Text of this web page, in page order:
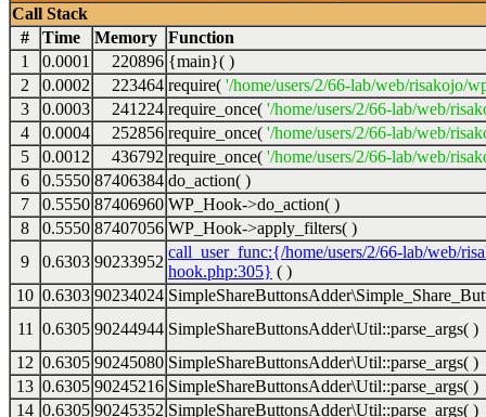
Call Stack
#
Time Memory Function
1
0.0001 220896 {main}( )
2
0.0002 223464 require( '/home/users/2/66-lab/web/risakojo/
3
0.0003 241224 require_once( '/home/users/2/66-lab/web/
4
0.0004 252856 require_once( '/home/users/2/66-lab/web/
5
0.0012 436792 require_once( '/home/users/2/66-lab/web/
6
0.5550 87406384 do_action( )
7
0.5550 87406960 WP_Hook->do_action( )
8
0.5550 87407056 WP_Hook->apply_filters( )
9
0.6303 90233952
call_user_func:{/home/users/2/66-lab/web/
hook.php:305} ( )
10 0.6303 90234024
11
0.6305 90244944 SimpleShareButtonsAdder\Util::parse_args( )
12 0.6305 90245080 SimpleShareButtonsAdder\Util::parse_args( )
13 0.6305 90245216 SimpleShareButtonsAdder\Util::parse_args( )
14 0.6305 90245352 SimpleShareButtonsAdder\Util::parse_args( )